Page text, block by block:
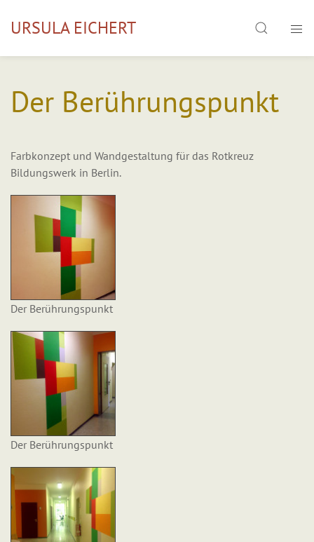
URSULA EICHERT Search
Der Berührungspunkt
Farbkonzept und Wandgestaltung für das Rotkreuz
Bildungswerk in Berlin.
Der Berührungspunkt
Der Berührungspunkt